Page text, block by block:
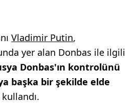
Vladimir Putin,
yer alan Donbas ile ilgili
Donbas'ın kontrolünü
başka bir şekilde elde